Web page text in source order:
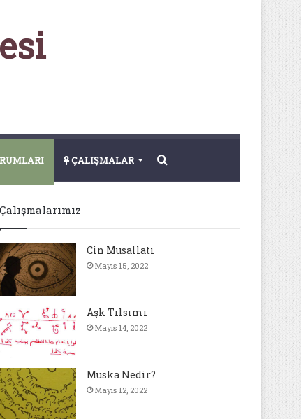
ÇALIŞMALAR
Çalışmalarımız
Cin Musallatı
Mayıs 15, 2022
Aşk Tılsımı
Mayıs 14, 2022
Muska Nedir?
Mayıs 12, 2022